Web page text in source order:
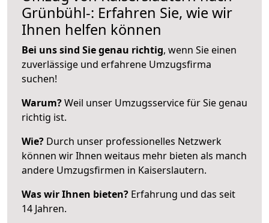
Grünbühl-: Erfahren Sie, wie wir
Ihnen helfen können
Bei uns sind Sie genau richtig, wenn Sie einen
zuverlässige und erfahrene Umzugsfirma
suchen!
Warum?Weil unser Umzugsservice für Sie genau
richtig ist.
Wie? Durch unser professionelles Netzwerk
können wir Ihnen weitaus mehr bieten als manch
andere Umzugsfirmen in Kaiserslautern.
Was wir Ihnen bieten? Erfahrung und das seit
14 Jahren.